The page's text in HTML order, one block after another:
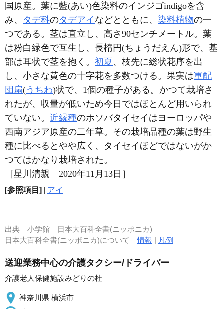
国原産。葉に藍(あい)色染料のインジゴindigoを含
み、 タデ科のタデアイ などとともに、 染料植物の一
つである。茎は直立し、高さ90センチメートル。葉
は粉白緑色で互生し、長楕円(ちょうだえん)形で、基
部は耳状で茎を抱く。 初夏、枝先に総状花序を出
し、小さな黄色の十字花を多数つける。果実は軍配
団扇(うちわ)状で、1個の種子がある。かつて栽培さ
れたが、収量が低いため今日ではほとんど用いられ
ていない。 近縁種のホソバタイセイはヨーロッパや
西南アジア原産の二年草。その栽培品種の葉は野生
種に比べるとやや広く、タイセイほどではないがか
つてはかなり栽培された。
［星川清親 2020年11月13日］
[参照項目] | アイ
出典 小学館 日本大百科全書(ニッポニカ)
日本大百科全書(ニッポニカ)について情報 | 凡例
送迎業務中心の介護タクシー/ドライバー
介護老人保健施設みどりの杜
神奈川県 横浜市